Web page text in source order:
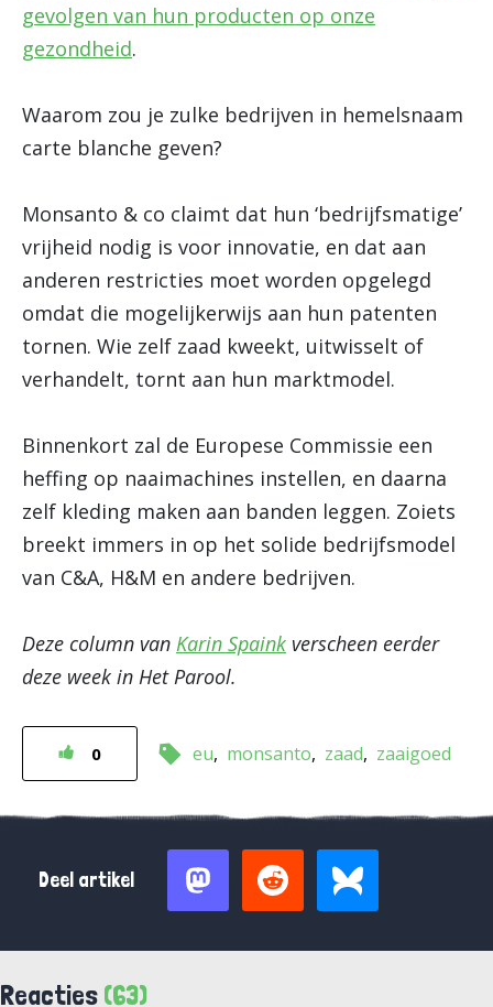
gevolgen van hun producten op onze
gezondheid.
Waarom zou je zulke bedrijven in hemelsnaam
carte blanche geven?
Monsanto & co claimt dat hun ‘bedrijfsmatige’
vrijheid nodig is voor innovatie, en dat aan
anderen restricties moet worden opgelegd
omdat die mogelijkerwijs aan hun patenten
tornen. Wie zelf zaad kweekt, uitwisselt of
verhandelt, tornt aan hun marktmodel.
Binnenkort zal de Europese Commissie een
heffing op naaimachines instellen, en daarna
zelf kleding maken aan banden leggen. Zoiets
breekt immers in op het solide bedrijfsmodel
van C&A, H&M en andere bedrijven.
Deze column van Karin Spaink verscheen eerder
deze week in Het Parool.
0 eu monsanto zaad zaaigoed
Deel artikel
Reacties (63)